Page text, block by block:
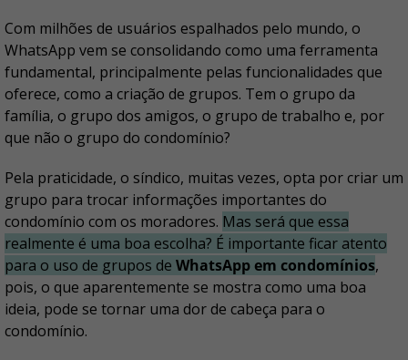
Com milhões de usuários espalhados pelo mundo, o
WhatsApp vem se consolidando como uma ferramenta
fundamental, principalmente pelas funcionalidades que
oferece, como a criação de grupos. Tem o grupo da
família, o grupo dos amigos, o grupo de trabalho e, por
que não o grupo do condomínio?
Pela praticidade, o síndico, muitas vezes, opta por criar um
grupo para trocar informações importantes do
condomínio com os moradores. Mas será que essa
realmente é uma boa escolha? É importante ficar atento
para o uso de grupos de WhatsApp em condomínios,
pois, o que aparentemente se mostra como uma boa
ideia, pode se tornar uma dor de cabeça para o
condomínio.